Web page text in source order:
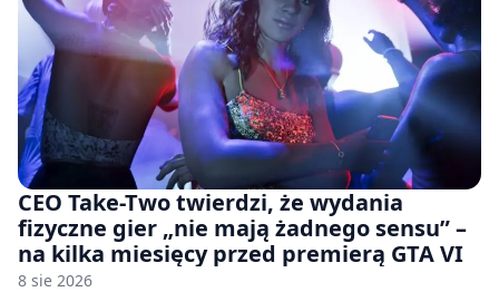
CEO Take-Two twierdzi, że wydania
fizyczne gier „nie mają żadnego sensu” –
na kilka miesięcy przed premierą GTA VI
8 sie 2026